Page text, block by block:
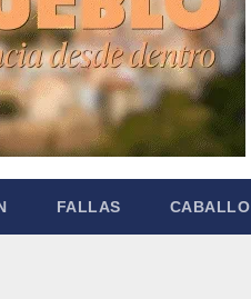
FALLAS CABALLO